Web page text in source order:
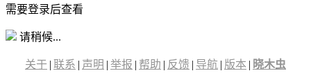
需要登录后查看
请稍候...
关于 | 联系 | 声明 | 举报 | 帮助 | 反馈 | 导航 | 版本 | 晓木虫